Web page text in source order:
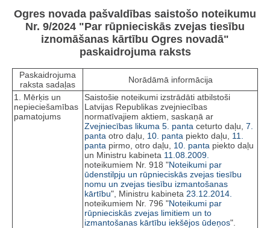
Ogres novada pašvaldības saistošo noteikumu
Nr. 9/2024 "Par rūpnieciskās zvejas tiesību
iznomāšanas kārtību Ogres novadā"
paskaidrojuma raksts
Paskaidrojuma
raksta sadaļas
Norādāmā informācija
1. Mērķis un
nepieciešamības
pamatojums
Saistošie noteikumi izstrādāti atbilstoši
Latvijas Republikas zvejniecības
normatīvajiem aktiem, saskaņā ar
Zvejniecības likuma 5. panta ceturto daļu, 7.
panta otro daļu, 10. panta piekto daļu, 11.
panta pirmo, otro daļu, 10. panta piekto daļu
un Ministru kabineta 11.08.2009.
noteikumiem Nr. 918 "Noteikumi par
ūdenstilpju un rūpnieciskās zvejas tiesību
nomu un zvejas tiesību izmantošanas
kārtību", Ministru kabineta 23.12.2014.
noteikumiem Nr. 796 "Noteikumi par
rūpnieciskās zvejas limitiem un to
izmantošanas kārtību iekšējos ūdeņos".